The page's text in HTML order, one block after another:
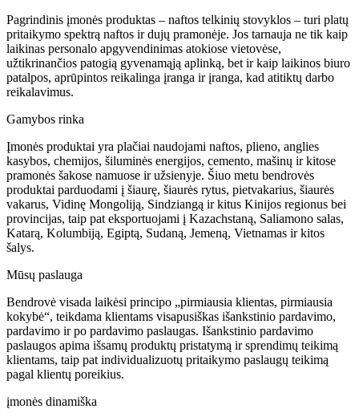
Pagrindinis įmonės produktas – naftos telkinių stovyklos – turi platų
pritaikymo spektrą naftos ir dujų pramonėje. Jos tarnauja ne tik kaip
laikinas personalo apgyvendinimas atokiose vietovėse,
užtikrinančios patogią gyvenamąją aplinką, bet ir kaip laikinos biuro
patalpos, aprūpintos reikalinga įranga ir įranga, kad atitiktų darbo
reikalavimus.
Gamybos rinka
Įmonės produktai yra plačiai naudojami naftos, plieno, anglies
kasybos, chemijos, šiluminės energijos, cemento, mašinų ir kitose
pramonės šakose namuose ir užsienyje. Šiuo metu bendrovės
produktai parduodami į šiaurę, šiaurės rytus, pietvakarius, šiaurės
vakarus, Vidinę Mongoliją, Sindziangą ir kitus Kinijos regionus bei
provincijas, taip pat eksportuojami į Kazachstaną, Saliamono salas,
Katarą, Kolumbiją, Egiptą, Sudaną, Jemeną, Vietnamas ir kitos
šalys.
Mūsų paslauga
Bendrovė visada laikėsi principo „pirmiausia klientas, pirmiausia
kokybė“, teikdama klientams visapusiškas išankstinio pardavimo,
pardavimo ir po pardavimo paslaugas. Išankstinio pardavimo
paslaugos apima išsamų produktų pristatymą ir sprendimų teikimą
klientams, taip pat individualizuotų pritaikymo paslaugų teikimą
pagal klientų poreikius.
įmonės dinamiška